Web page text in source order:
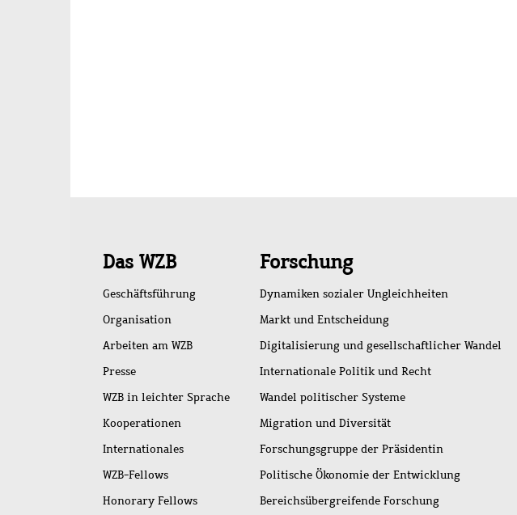
Schnellzugriff
Das WZB
Geschäftsführung
Organisation
Arbeiten am WZB
Presse
WZB in leichter Sprache
Kooperationen
Internationales
WZB-Fellows
Honorary Fellows
Forschung
Dynamiken sozialer Ungleichheiten
Markt und Entscheidung
Digitalisierung und gesellschaftlicher Wandel
Internationale Politik und Recht
Wandel politischer Systeme
Migration und Diversität
Forschungsgruppe der Präsidentin
Politische Ökonomie der Entwicklung
Bereichsübergreifende Forschung